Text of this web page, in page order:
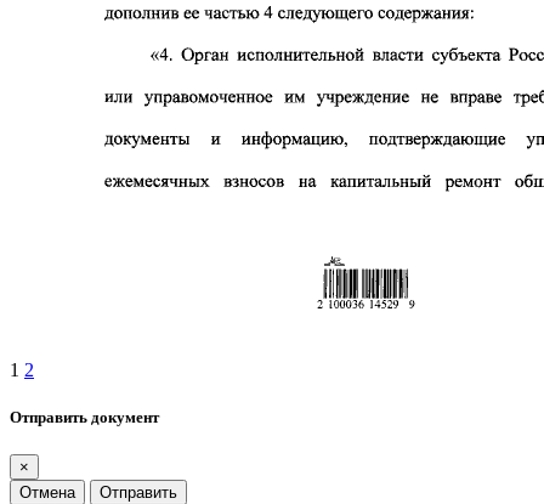
1 2
Отправить документ
×
Отмена
Отправить